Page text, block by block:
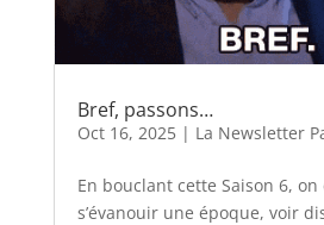
Bref, passons…
Oct 16, 2025| La Newsletter
En bouclant cette Saison 6,
s’évanouir une époque, voir